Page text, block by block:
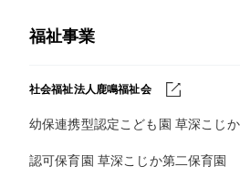
福祉事業
社会福祉法人鹿鳴福祉会
幼保連携型認定こども園 草深こじ
認可保育園 草深こじか第二保育園